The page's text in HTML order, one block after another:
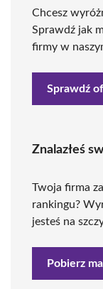
Chcesz
Sprawdź jak
firmy w
Sprawdź
Znalazłeś
Twoja firma
rankingu?
jesteś na
Pobierz